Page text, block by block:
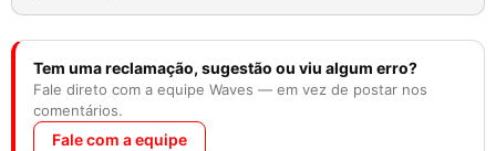
Tem uma reclamação, sugestão ou viu algum erro?
Fale direto com a equipe Waves — em vez de postar nos
comentários.
Fale com a equipe